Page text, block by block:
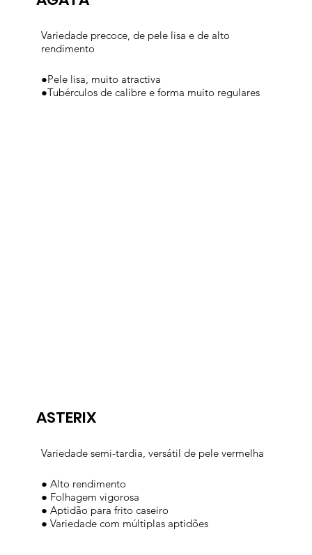
Variedade precoce, de pele lisa e de alto
rendimento
●Pele lisa, muito atractiva
●Tubérculos de calibre e forma muito regulares
ASTERIX
Variedade semi-tardia, versátil de pele vermelha
● Alto rendimento
● Folhagem vigorosa
● Aptidão para frito caseiro
● Variedade com múltiplas aptidões